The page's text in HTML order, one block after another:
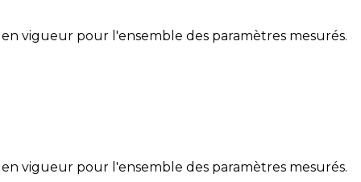
vigueur pour l'ensemble des paramètres mesurés.
vigueur pour l'ensemble des paramètres mesurés.